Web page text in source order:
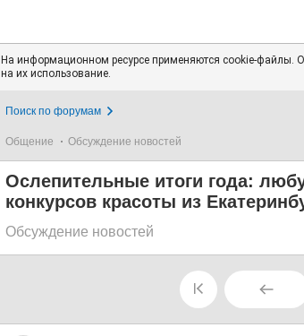
На информационном ресурсе применяются cookie-файлы.
на их использование.
Поиск по форумам
Общение Обсуждение новостей
Ослепительные итоги года:
конкурсов красоты из
Обсуждение новостей